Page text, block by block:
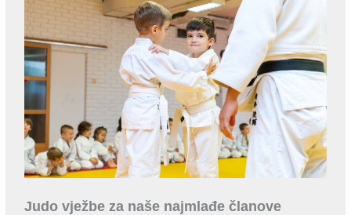
Judo vježbe za naše najmlađe članove